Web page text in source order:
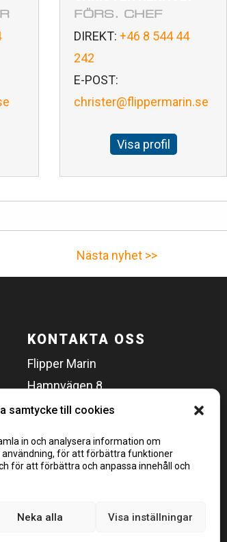
samtycke till cookies
in och analysera information om
för att förbättra funktioner
för att förbättra och anpassa innehåll och
Neka alla Visa inställningar
FÖRS. CHEF
DIREKT:+46 8 544 44
242
E-POST:
christer@flippermarin.se
Visa profil
Nästa nyhet >>
KONTAKTA OSS
Flipper Marin
Hamnvägen 8
Täby/Stockholm
Hitta hit